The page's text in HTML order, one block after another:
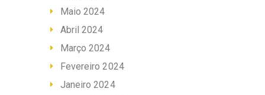
Maio 2024
Abril 2024
Março 2024
Fevereiro 2024
Janeiro 2024